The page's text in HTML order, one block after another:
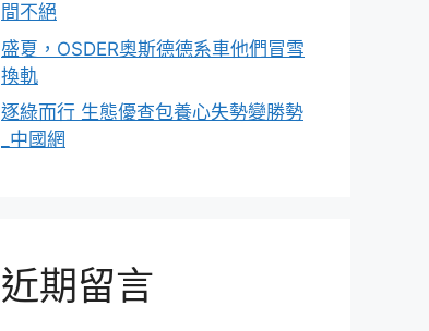
間不絕
盛夏，OSDER奧斯德德系車他們冒雪
換軌
逐綠而行 生態優查包養心失勢變勝勢
_中國網
近期留言